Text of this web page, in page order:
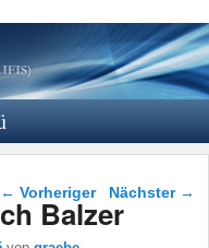
Leibniz
Institut
des Leibniz Instituts für
Studien e.V.
Beitragsnavigation
← Vorheriger Nächster →
Balzer